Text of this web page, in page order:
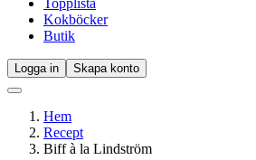
Topplista
Kokböcker
Butik
Logga in Skapa konto
Hem
Recept
Biff à la Lindström